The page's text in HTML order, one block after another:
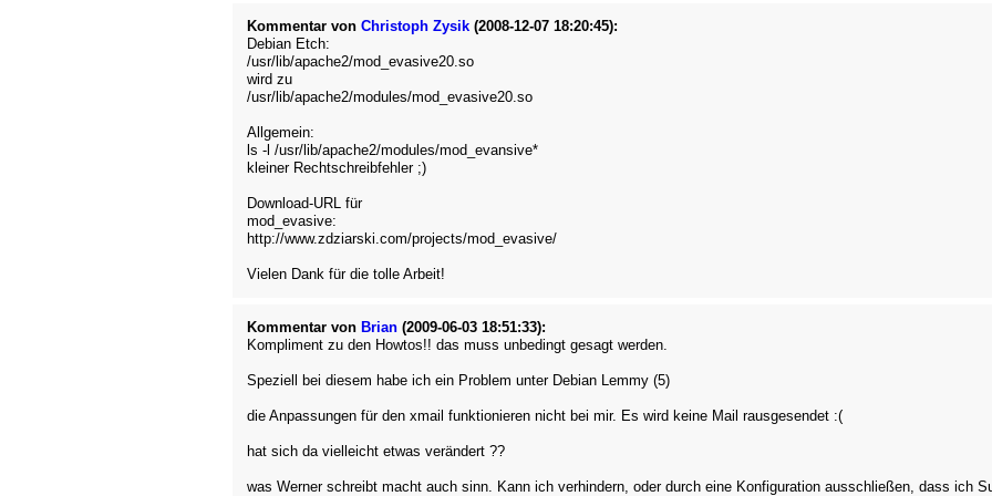
Kommentar von Christoph Zysik(2008-12-07 18:20:45):
Debian Etch:
/usr/lib/apache2/mod_evasive20.so
wird zu
/usr/lib/apache2/modules/mod_evasive20.so
Allgemein:
ls -l /usr/lib/apache2/modules/mod_evansive*
kleiner Rechtschreibfehler ;)
Download-URL für
mod_evasive:
http://www.zdziarski.com/projects/mod_evasive/
Vielen Dank für die tolle Arbeit!
Kommentar von Brian(2009-06-03 18:51:33):
Kompliment zu den Howtos!! das muss unbedingt gesagt werden.
Speziell bei diesem habe ich ein Problem unter Debian Lemmy (5)
die Anpassungen für den xmail funktionieren nicht bei mir. Es wird keine Mail rausgesendet :(
hat sich da vielleicht etwas verändert ??
was Werner schreibt macht auch sinn. Kann ich verhindern, oder durch eine Konfiguration ausschließen, dass ich